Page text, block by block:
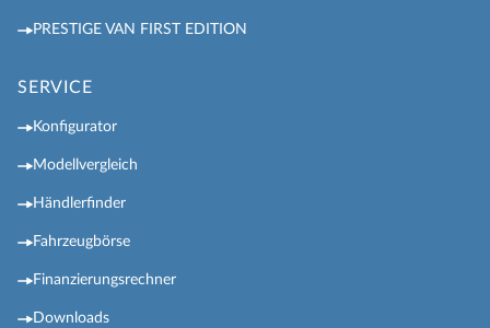
PRESTIGE VAN FIRST EDITION
SERVICE
Konfigurator
Modellvergleich
Händlerfinder
Fahrzeugbörse
Finanzierungsrechner
Downloads